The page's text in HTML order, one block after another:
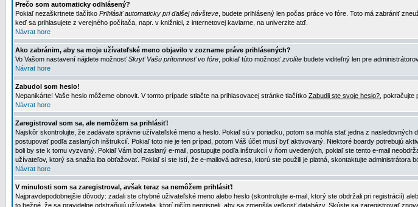
Prečo som automaticky odhlásený?
Pokiaľ nezaškrtnete tlačítko Prihlásiť automaticky pri ďalšej návšteve , budete prihlásený len počas práce vo fóre. Toto má zabrániť
keď sa prihlasujete z verejného počítača, napr. v knižnici, z internetovej kaviarne, na univerzite atď.
Návrat hore
Ako zabránim, aby sa moje užívateľské meno objavilo v zozname práve prihlásených?
Vo Vašom nastavení nájdete možnosťSkryť Vašu prítomnosť vo fóre , pokiaľ túto možnosťzvolíte budete viditeľný len pre
Návrat hore
Zabudol som heslo!
Nepanikárte! Vaše heslo môžeme obnovit. V tomto prípade stlačte na prihlasovacej stránke tlačítko Zabudli ste svoje heslo? ,
Návrat hore
Zaregistroval som sa, ale nemôžem sa prihlásiť!
Najskôr skontrolujte, že zadávate správne užívateľské meno a heslo. Pokiaľ sú v poriadku, potom sa mohla stať jedna z nasledovných
postupovať podľa zaslaných inštrukcií. Pokiaľ toto nie je ten prípad, potom Váš účet musí byť aktivovaný. Niektoré boardy potrebujú
boli by ste k tomu vyzvaný. Pokiaľ Vám bol zaslaný e-mail, postupujte podľa inštrukcií v ňom uvedených, pokiaľ ste tento e-mail
užívateľov, ktorý sa snažia iba obťažovať. Pokiaľ si ste istí, že e-mailová adresa, ktorú ste použili je platná, skontaktujte administrátora
Návrat hore
V minulosti som sa zaregistroval, avšak teraz sa nemôžem prihlásiť!
Najpravdepodobnejšie dôvody: zadali ste chybné uživateľské meno alebo heslo (skontrolujte e-mail, ktorý ste obdržali pri registrácií)
to bežné, že sa pravidelne odstraňujú užívatelia, ktorí ničím neprispeli, aby sa zmenšila veľkosť databázy. Skúste sa zaregistrovať